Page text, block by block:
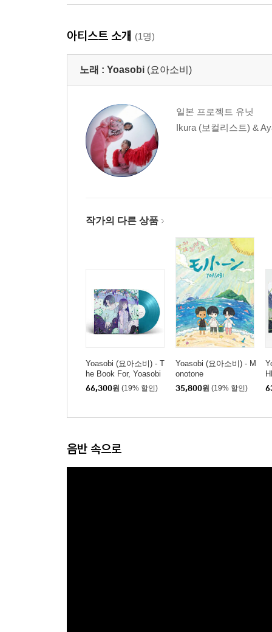
아티스트 소개 (1명)
노래 : Yoasobi (요아소비)
일본 프로젝트 유닛
Ikura (보컬리스트) &
작가의 다른 상품
Yoasobi (요아소비) - T
he Book For, Yoasobi
Art Edition [컬러 2LP]
66,300원 (19% 할인)
Yoasobi (요아소비) - M
onotone
35,800원 (19% 할인)
음반 속으로